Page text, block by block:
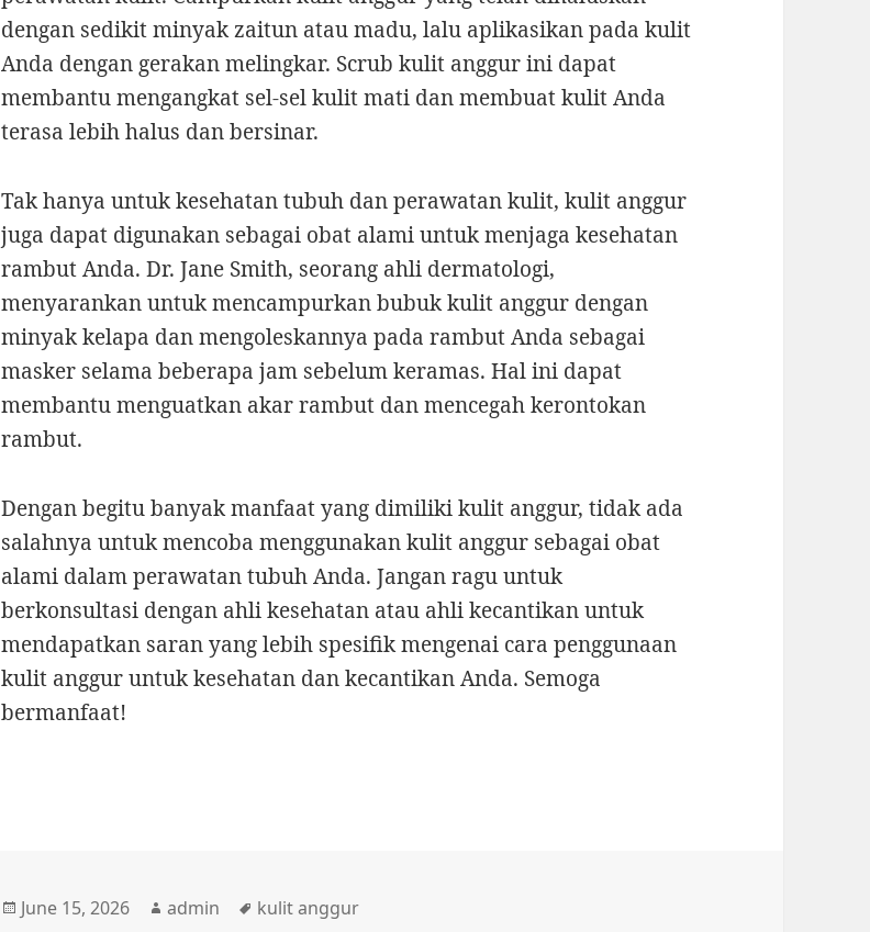
dengan sedikit minyak zaitun atau madu, lalu aplikasikan pada kulit
Anda dengan gerakan melingkar. Scrub kulit anggur ini dapat
membantu mengangkat sel-sel kulit mati dan membuat kulit Anda
terasa lebih halus dan bersinar.
Tak hanya untuk kesehatan tubuh dan perawatan kulit, kulit anggur
juga dapat digunakan sebagai obat alami untuk menjaga kesehatan
rambut Anda. Dr. Jane Smith, seorang ahli dermatologi,
menyarankan untuk mencampurkan bubuk kulit anggur dengan
minyak kelapa dan mengoleskannya pada rambut Anda sebagai
masker selama beberapa jam sebelum keramas. Hal ini dapat
membantu menguatkan akar rambut dan mencegah kerontokan
rambut.
Dengan begitu banyak manfaat yang dimiliki kulit anggur, tidak ada
salahnya untuk mencoba menggunakan kulit anggur sebagai obat
alami dalam perawatan tubuh Anda. Jangan ragu untuk
berkonsultasi dengan ahli kesehatan atau ahli kecantikan untuk
mendapatkan saran yang lebih spesifik mengenai cara penggunaan
kulit anggur untuk kesehatan dan kecantikan Anda. Semoga
bermanfaat!
Posted
June 15, 2026 Author
admin Tags
kulit anggur